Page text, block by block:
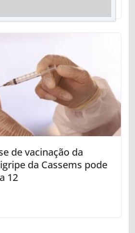
de vacinação da
da Cassems pode
12